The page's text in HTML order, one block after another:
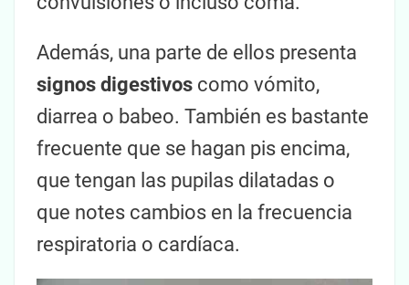
Además, una parte de ellos presenta
signos digestivos como vómito,
diarrea o babeo. También es bastante
frecuente que se hagan pis encima,
que tengan las pupilas dilatadas o
que notes cambios en la frecuencia
respiratoria o cardíaca.